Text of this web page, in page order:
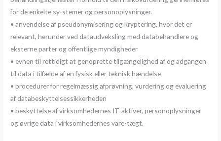
for de enkelte sy-stemer og personoplysninger.
• anvendelse af pseudonymisering og kryptering, hvor det er
relevant, herunder ved dataudveksling med databehandlere og
eksterne parter og offentlige myndigheder
• evnen til rettidigt at genoprette tilgængelighed af og adgangen
til data i tilfælde af en fysisk eller teknisk hændelse
• procedurer for regelmæssig afprøvning, vurdering og evaluering
af databeskyttelsessikkerheden
• beskyttelse af virksomhedernes IT-aktiver, personoplysninger
og øvrige data i virksomhedernes vare-tægt.